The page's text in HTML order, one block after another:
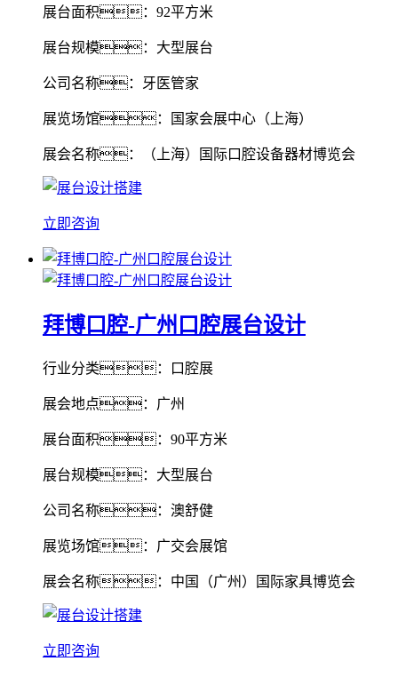
展台面积：92平方米
展台规模：大型展台
公司名称：牙医管家
展览场馆：国家会展中心（上海）
展会名称：（上海）国际口腔设备器材博览会
立即咨询
拜博口腔-广州口腔展台设计
行业分类：口腔展
展会地点：广州
展台面积：90平方米
展台规模：大型展台
公司名称：澳舒健
展览场馆：广交会展馆
展会名称：中国（广州）国际家具博览会
立即咨询